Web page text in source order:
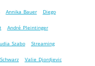
Annika Bauer Diego
André Pleintinger
Szabo Streaming
Valie Djordjevic